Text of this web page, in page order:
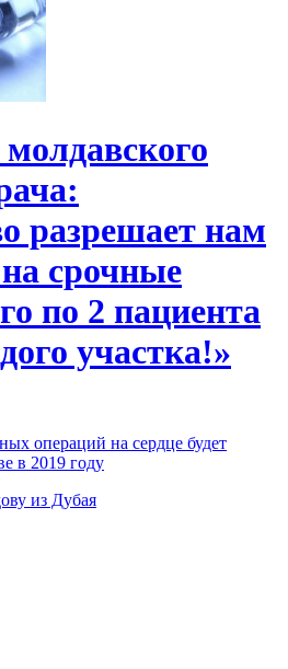
разрешает нам
срочные
по 2 пациента
участка!»
операций на сердце будет
в 2019 году
из Дубая